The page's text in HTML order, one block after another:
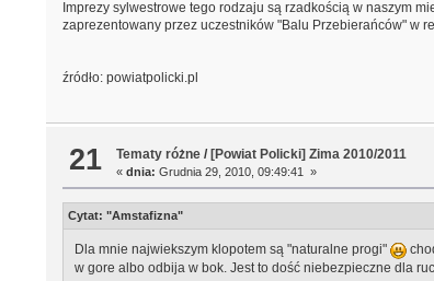
Imprezy sylwestrowe tego rodzaju są rzadkością w naszym
zaprezentowany przez uczestników "Balu Przebierańców" w
źródło: powiatpolicki.pl
21 Tematy różne / [Powiat Policki] Zima 2010/2011
«dnia: Grudnia 29, 2010, 09:49:41 »
Cytat: "Amstafizna"
Dla mnie najwiekszym klopotem są "naturalne progi"
w gore albo odbija w bok. Jest to dość niebezpieczne dla